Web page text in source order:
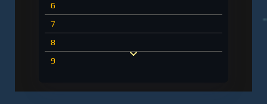
6
7
8
9